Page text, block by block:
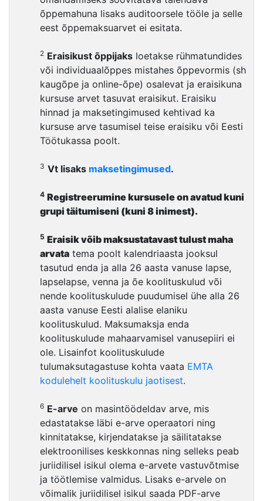
õppemahuna lisaks auditoorsele tööle ja selle
eest õppemaksuarvet ei esitata.
2 Eraisikust õppijaks loetakse rühmatundides
või individuaalõppes mistahes õppevormis (sh
kaugõpe ja online-õpe) osalevat ja eraisikuna
kursuse arvet tasuvat eraisikut. Eraisiku
hinnad ja maksetingimused kehtivad ka
kursuse arve tasumisel teise eraisiku või Eesti
Töötukassa poolt.
3 Vt lisaks maksetingimused.
4 Registreerumine kursusele on avatud kuni
grupi täitumiseni (kuni 8 inimest).
5 Eraisik võib maksustatavast tulust maha
arvata tema poolt kalendriaasta jooksul
tasutud enda ja alla 26 aasta vanuse lapse,
lapselapse, venna ja õe koolituskulud või
nende koolituskulude puudumisel ühe alla 26
aasta vanuse Eesti alalise elaniku
koolituskulud. Maksumaksja enda
koolituskulude mahaarvamisel vanusepiiri ei
ole. Lisainfot koolituskulude
tulumaksutagastuse kohta vaata EMTA
kodulehelt koolituskulu jaotisest.
6 E-arve on masintöödeldav arve, mis
edastatakse läbi e-arve operaatori ning
kinnitatakse, kirjendatakse ja säilitatakse
elektroonilises keskkonnas ning selleks peab
juriidilisel isikul olema e-arvete vastuvõtmise
ja töötlemise valmidus. Lisaks e-arvele on
võimalik juriidilisel isikul saada PDF-arve